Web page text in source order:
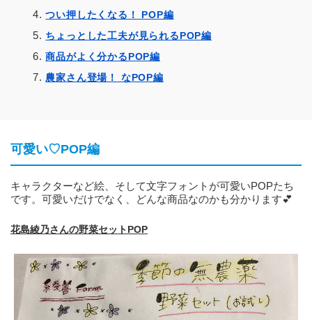
つい押したくなる！ POP編
ちょっとした工夫が見られるPOP編
商品がよく分かるPOP編
農家さん登場！ なPOP編
可愛い♡POP編
キャラクターなど絵、そして文字フォントが可愛いPOPたち
です。可愛いだけでなく、どんな商品なのかも分かります💕
花島綾乃さんの野菜セットPOP